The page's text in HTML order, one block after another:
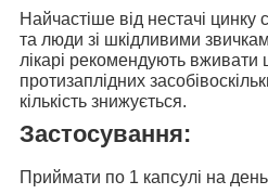
Найчастіше від нестачі цинку
та люди зі шкідливими
лікарі рекомендують вживати
протизаплідних засобів
кількість знижується.
Застосування:
Приймати по 1 капсулі на